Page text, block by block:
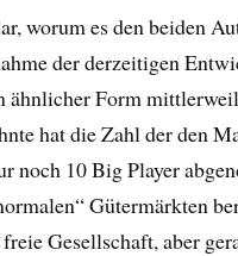
worum es den beiden
der derzeitigen
ähnlicher Form
hat die Zahl der den
noch 10 Big Player
Gütermärkten
Gesellschaft, aber